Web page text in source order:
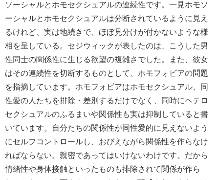
ソーシャルとホモセクシュアルの連続性です。一見ホモソ
ーシャルとホモセクシュアルは分断されているように見え
るけれど、実は地続きで、ほぼ見分けが付かないような様
相を呈している。セジウィックが表したのは、こうした男
性同士の関係性に生じる欲望の複雑さでした。また、彼女
はその連続性を切断するものとして、ホモフォビアの問題
を指摘しています。ホモフォビアはホモセクシュアル、同
性愛の人たちを排除・差別するだけでなく、同時にヘテロ
セクシュアルのふるまいや関係性も実は抑制していると書
いています。自分たちの関係性が同性愛的に見えないよう
にセルフコントロールし、おびえながら関係性を作らなけ
ればならない。親密であってはいけないわけです。だから
情緒性や身体接触といったものも排除されて関係が作ら